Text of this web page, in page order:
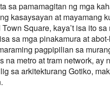
sa pamamagitan ng mga
kasaysayan at mayamang
Square, kaya’t isa ito
sa mga pinakamura at
pagpipilian sa
metro at tram network, ay
sa arkitekturang Gotiko,